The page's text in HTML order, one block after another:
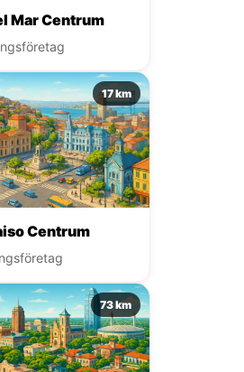
Mar Centrum
17 km
Centrum
73 km